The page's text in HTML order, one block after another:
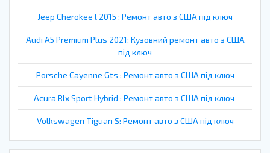
Jeep Cherokee l 2015 : Ремонт авто з США під ключ
Audi A5 Premium Plus 2021: Кузовний ремонт авто з США
під ключ
Porsche Cayenne Gts : Ремонт авто з США під ключ
Acura Rlx Sport Hybrid : Ремонт авто з США під ключ
Volkswagen Tiguan S: Ремонт авто з США під ключ